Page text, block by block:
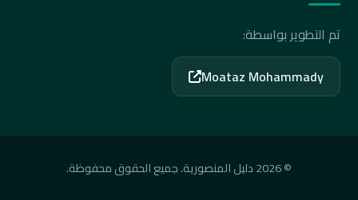
تم التطوير بواسطة:
Moataz Mohammady
© 2026 دليل المنصورية. جميع الحقوق محفوظة.